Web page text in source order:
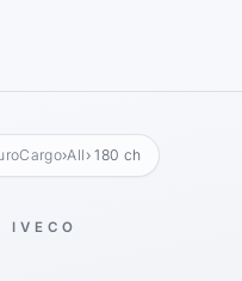
›All › 180 ch
IVECO